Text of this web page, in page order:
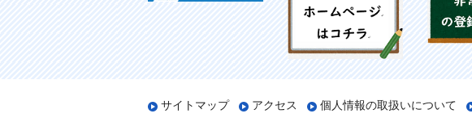
サイトマップ アクセス 個人情報の取扱いについて